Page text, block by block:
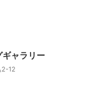
ャラリー
2-12